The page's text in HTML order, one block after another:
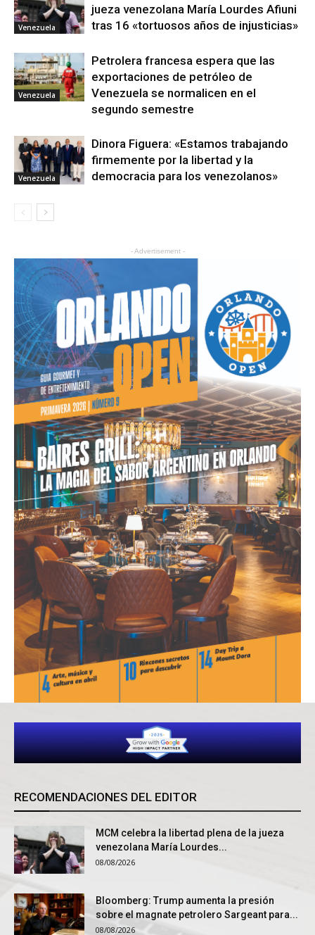
Venezuela
jueza venezolana María Lourdes Afiuni
tras 16 «tortuosos años de injusticias»
Venezuela
Petrolera francesa espera que las
exportaciones de petróleo de
Venezuela se normalicen en el
segundo semestre
Venezuela
Dinora Figuera: «Estamos trabajando
firmemente por la libertad y la
democracia para los venezolanos»
- Advertisement -
RECOMENDACIONES DEL EDITOR
MCM celebra la libertad plena de la jueza
venezolana María Lourdes...
08/08/2026
Bloomberg: Trump aumenta la presión
sobre el magnate petrolero Sargeant para...
08/08/2026